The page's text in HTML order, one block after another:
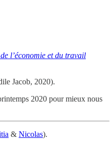
l’économie et du travail
Jacob, 2020).
2020 pour mieux nous
& Nicolas).